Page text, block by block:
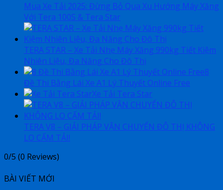
Mua Xe Tải 2025: Đừng Bỏ Qua Xu Hướng Máy Xăng
Với Tera 100S & Tera Star
TERA STAR – Xe Tải Nhẹ Máy Xăng 990kg Tiết Kiệm
Nhiên Liệu, Đa Năng Cho Đô Thị
8
Đề Thi Bằng Lái Xe A1 Lý Thuyết Online Free
Xe Tải Tera Star
TERA V8 – GIẢI PHÁP VẬN CHUYỂN ĐÔ THỊ KHÔNG
LO CẤM TẢI!
0/5 (0 Reviews)
BÀI VIẾT MỚI